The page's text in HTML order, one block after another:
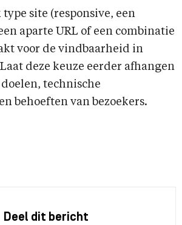
type site (responsive, een
aparte URL of een combinatie
voor de vindbaarheid in
deze keuze eerder afhangen
technische
behoeften van bezoekers.
Deel dit bericht